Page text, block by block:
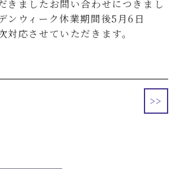
きましたお問い合わせにつきまし
ンウィーク休業期間後5月6日
対応させていただきます。
>>